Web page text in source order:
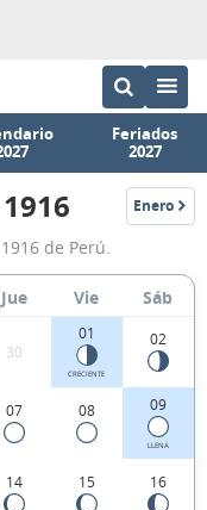
Feriados
2027
Enero
1917
de Perú.
Jue Vie Sáb
30
01
CRECIENTE
02
07 08 09
LLENA
14 15 16